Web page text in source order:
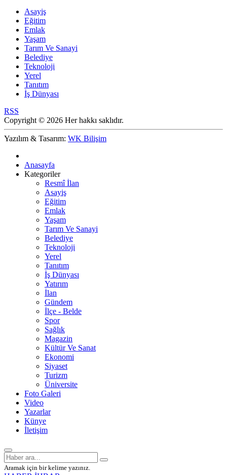
Asayiş
Eğitim
Emlak
Yaşam
Tarım Ve Sanayi
Belediye
Teknoloji
Yerel
Tanıtım
İş Dünyası
RSS
Copyright © 2026 Her hakkı saklıdır.
Yazılım & Tasarım: WK Bilişim
Anasayfa
Kategoriler
Resmî İlan
Asayiş
Eğitim
Emlak
Yaşam
Tarım Ve Sanayi
Belediye
Teknoloji
Yerel
Tanıtım
İş Dünyası
Yatırım
İlan
Gündem
İlçe - Belde
Spor
Sağlık
Magazin
Kültür Ve Sanat
Ekonomi
Siyaset
Turizm
Üniversite
Foto Galeri
Video
Yazarlar
Künye
İletişim
Aramak için bir kelime yazınız.